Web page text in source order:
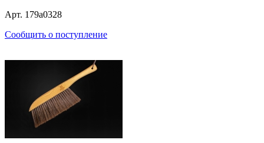
Арт. 179a0328
Сообщить о поступление